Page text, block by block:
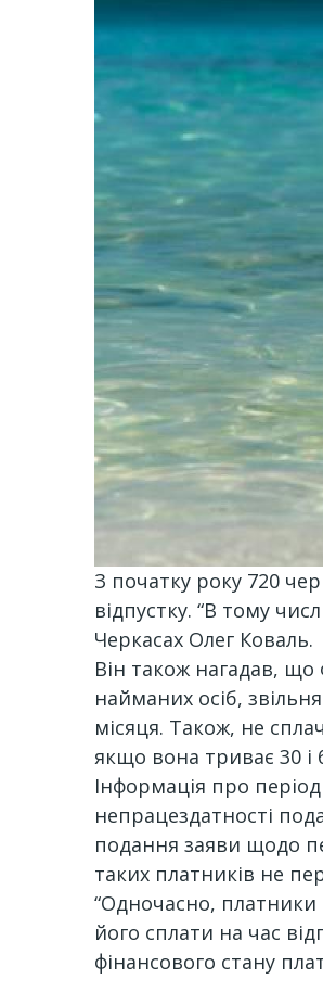
З початку року 720
відпустку. “В тому
Черкасах Олег Коваль.
Він також нагадав,
найманих осіб,
місяця. Також, не
якщо вона триває 30 і
Інформація про
непрацездатності
подання заяви щодо
таких платників не
“Одночасно,
його сплати на час
фінансового стану